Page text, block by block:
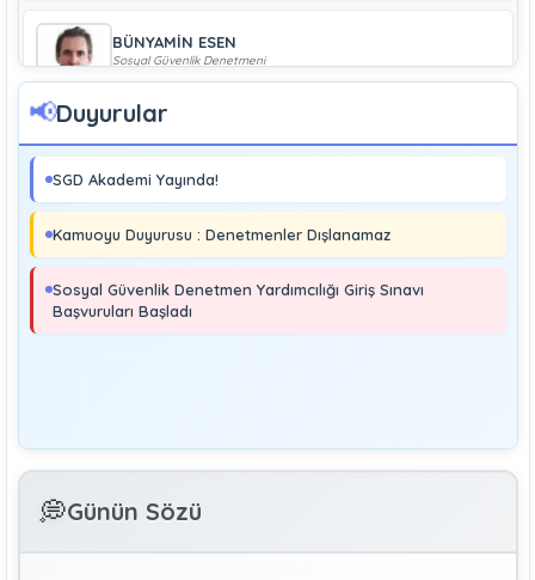
BÜNYAMİN ESEN
Sosyal Güvenlik Denetmeni
Geliri Düşük Olan Çiftçiye Bağ-Kur Borcu Çıkmaz
Boray UĞRAŞ
Soma ve Ermenek’te Meydana Gelen Kazalar Büyük
Endüstriyel Kaza Sayılmakta Mıdır?
Sosyal Güvenlik Denetmeni
Kayıt Dışı İstihdamla Mücadeleye Farklı Bir Yaklaşım
G
Özel Sağlık Hizmeti Sunucularında Görev Yapan
📢Duyurular
SGD Akademi Yayında!
Kamuoyu Duyurusu : Denetmenler Dışlanamaz
Sosyal Güvenlik Denetmen Yardımcılığı Giriş Sınavı
Başvuruları Başladı
💭Günün Sözü